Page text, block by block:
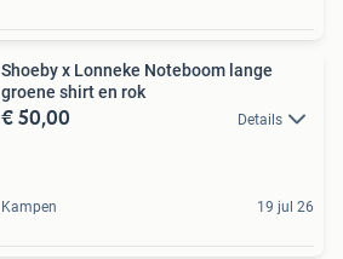
Shoeby x Lonneke Noteboom lange
groene shirt en rok
€ 50,00 Details
Kampen 19 jul 26